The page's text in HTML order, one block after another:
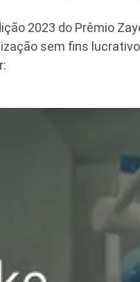
2023 do Prêmio
sem fins